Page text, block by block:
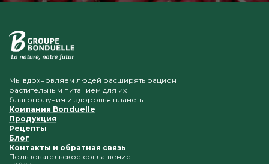
Мы вдохновляем людей расширять рацион
растительным питанием для их
благополучия и здоровья планеты
Компания Bonduelle
Продукция
Рецепты
Блог
Контакты и обратная связь
Пользовательское соглашение